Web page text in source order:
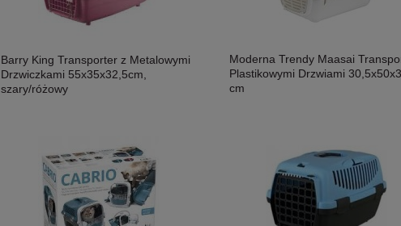
Barry King Transporter z Metalowymi
Drzwiczkami 55x35x32,5cm,
szary/różowy
Moderna Trendy Maasai
Plastikowymi Drzwiami
cm